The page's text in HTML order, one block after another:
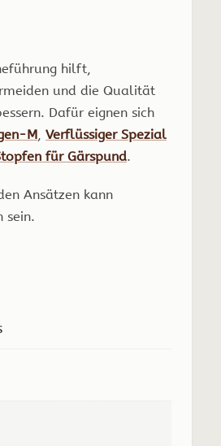
hilft,
und die Qualität
Dafür eignen sich
M, Verflüssiger Spezial
für Gärspund.
Ansätzen kann
sein.